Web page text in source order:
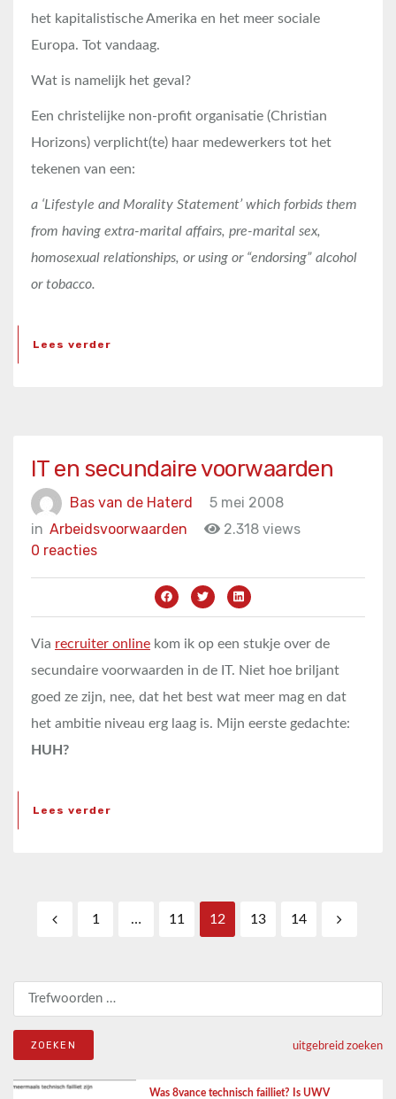
het kapitalistische Amerika en het meer sociale
Europa. Tot vandaag.
Wat is namelijk het geval?
Een christelijke non-profit organisatie (Christian
Horizons) verplicht(te) haar medewerkers tot het
tekenen van een:
a ‘Lifestyle and Morality Statement’ which forbids them
from having extra-marital affairs, pre-marital sex,
homosexual relationships, or using or “endorsing” alcohol
or tobacco.
Lees verder
IT en secundaire voorwaarden
Bas van de Haterd
5 mei 2008
in Arbeidsvoorwaarden
2.318 views
0 reacties
Via recruiter online kom ik op een stukje over de
secundaire voorwaarden in de IT. Niet hoe briljant
goed ze zijn, nee, dat het best wat meer mag en dat
het ambitie niveau erg laag is. Mijn eerste gedachte:
HUH?
Lees verder
Berichten paginering
1 … 11 12 13 14
Zoeken naar:
uitgebreid zoeken
Was 8vance technisch failliet? Is UWV